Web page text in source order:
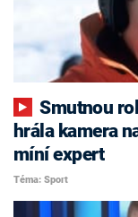
Smutnou roli při Schumacherově úrazu
hrála kamera
míní expert
Téma: Sport